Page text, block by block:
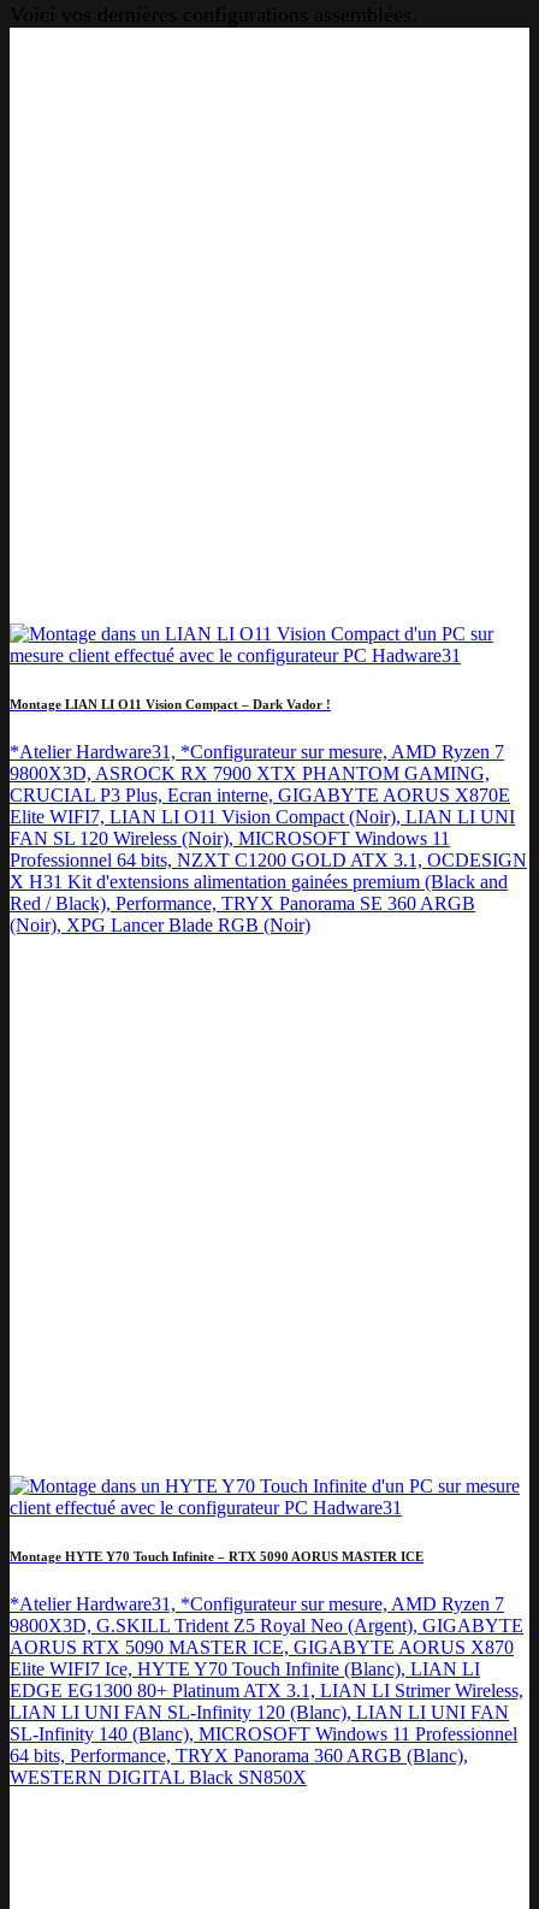
Montage LIAN LI O11 Vision Compact – Dark Vador !
*Atelier Hardware31, *Configurateur sur mesure, AMD Ryzen 7
9800X3D, ASROCK RX 7900 XTX PHANTOM GAMING,
CRUCIAL P3 Plus, Ecran interne, GIGABYTE AORUS X870E
Elite WIFI7, LIAN LI O11 Vision Compact (Noir), LIAN LI UNI
FAN SL 120 Wireless (Noir), MICROSOFT Windows 11
Professionnel 64 bits, NZXT C1200 GOLD ATX 3.1, OCDESIGN
X H31 Kit d'extensions alimentation gainées premium (Black and
Red / Black), Performance, TRYX Panorama SE 360 ARGB
(Noir), XPG Lancer Blade RGB (Noir)
Montage HYTE Y70 Touch Infinite – RTX 5090 AORUS MASTER ICE
*Atelier Hardware31, *Configurateur sur mesure, AMD Ryzen 7
9800X3D, G.SKILL Trident Z5 Royal Neo (Argent), GIGABYTE
AORUS RTX 5090 MASTER ICE, GIGABYTE AORUS X870
Elite WIFI7 Ice, HYTE Y70 Touch Infinite (Blanc), LIAN LI
EDGE EG1300 80+ Platinum ATX 3.1, LIAN LI Strimer Wireless,
LIAN LI UNI FAN SL-Infinity 120 (Blanc), LIAN LI UNI FAN
SL-Infinity 140 (Blanc), MICROSOFT Windows 11 Professionnel
64 bits, Performance, TRYX Panorama 360 ARGB (Blanc),
WESTERN DIGITAL Black SN850X